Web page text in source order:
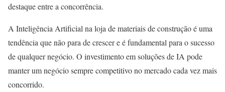
destaque entre a concorrência.
A Inteligência Artificial na loja de materiais de construção é uma
tendência que não para de crescer e é fundamental para o sucesso
de qualquer negócio. O investimento em soluções de IA pode
manter um negócio sempre competitivo no mercado cada vez mais
concorrido.